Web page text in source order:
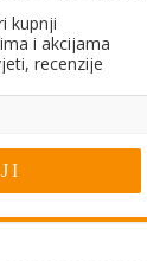
kupnji
i akcijama
recenzije